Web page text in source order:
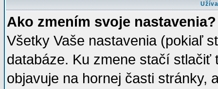
Ako zmením svoje nastavenia?
Všetky Vaše nastavenia (pokiaľ
databáze. Ku zmene stačí
objavuje na hornej časti stránky,